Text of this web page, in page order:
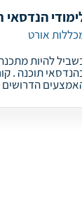
הנדסאי
אורט
להיות
תוכנה .